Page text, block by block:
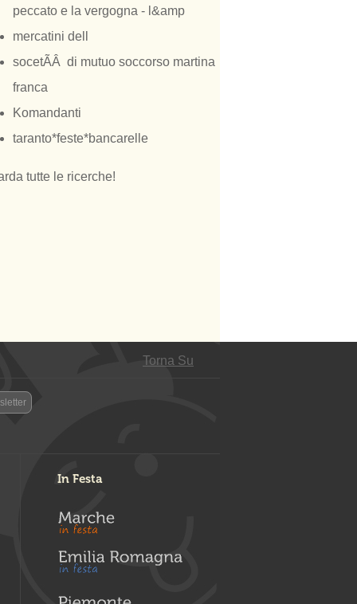
peccato e la vergogna - l&amp
mercatini dell
socetÃÂ di mutuo soccorso martina
franca
Komandanti
taranto*feste*bancarelle
tutte le ricerche!
Torna Su
In Festa